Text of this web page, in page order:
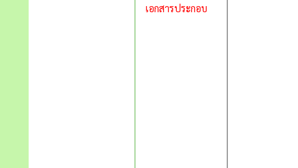
เอกสารประกอบ